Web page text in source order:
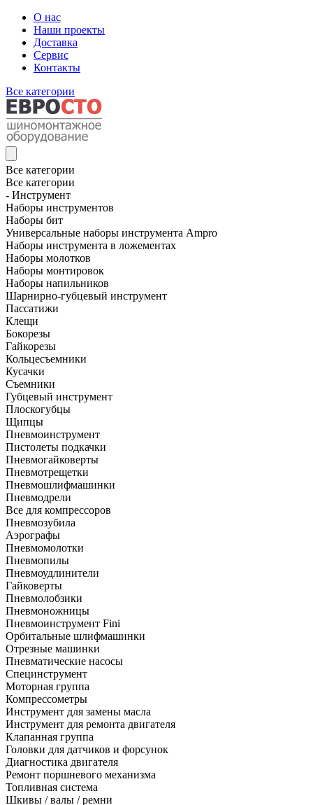
О нас
Наши проекты
Доставка
Сервис
Контакты
Все категории
Все категории
Все категории
- Инструмент
Наборы инструментов
Наборы бит
Универсальные наборы инструмента Ampro
Наборы инструмента в ложементах
Наборы молотков
Наборы монтировок
Наборы напильников
Шарнирно-губцевый инструмент
Пассатижи
Клещи
Бокорезы
Гайкорезы
Кольцесъемники
Кусачки
Съемники
Губцевый инструмент
Плоскогубцы
Щипцы
Пневмоинструмент
Пистолеты подкачки
Пневмогайковерты
Пневмотрещетки
Пневмошлифмашинки
Пневмодрели
Все для компрессоров
Пневмозубила
Аэрографы
Пневмомолотки
Пневмопилы
Пневмоудлинители
Гайковерты
Пневмолобзики
Пневмоножницы
Пневмоинструмент Fini
Орбитальные шлифмашинки
Отрезные машинки
Пневматические насосы
Специнструмент
Моторная группа
Компрессометры
Инструмент для замены масла
Инструмент для ремонта двигателя
Клапанная группа
Головки для датчиков и форсунок
Диагностика двигателя
Ремонт поршневого механизма
Топливная система
Шкивы / валы / ремни